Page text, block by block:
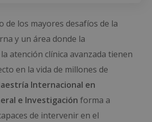
de los mayores desafíos de la
y un área donde la
atención clínica avanzada tienen
en la vida de millones de
Internacional en
e Investigación forma a
de intervenir en el